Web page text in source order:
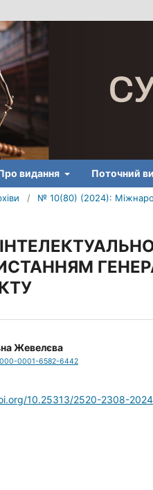
видання Поточний
/ № 10(80) (2024):
Жевелєва
0001-6582-6442
10.25313/2520-2308-